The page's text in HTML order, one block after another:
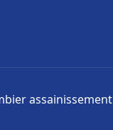
assainissement